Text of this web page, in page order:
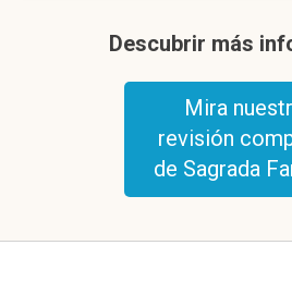
Descubrir más
Mira
revisión
de Sagrada